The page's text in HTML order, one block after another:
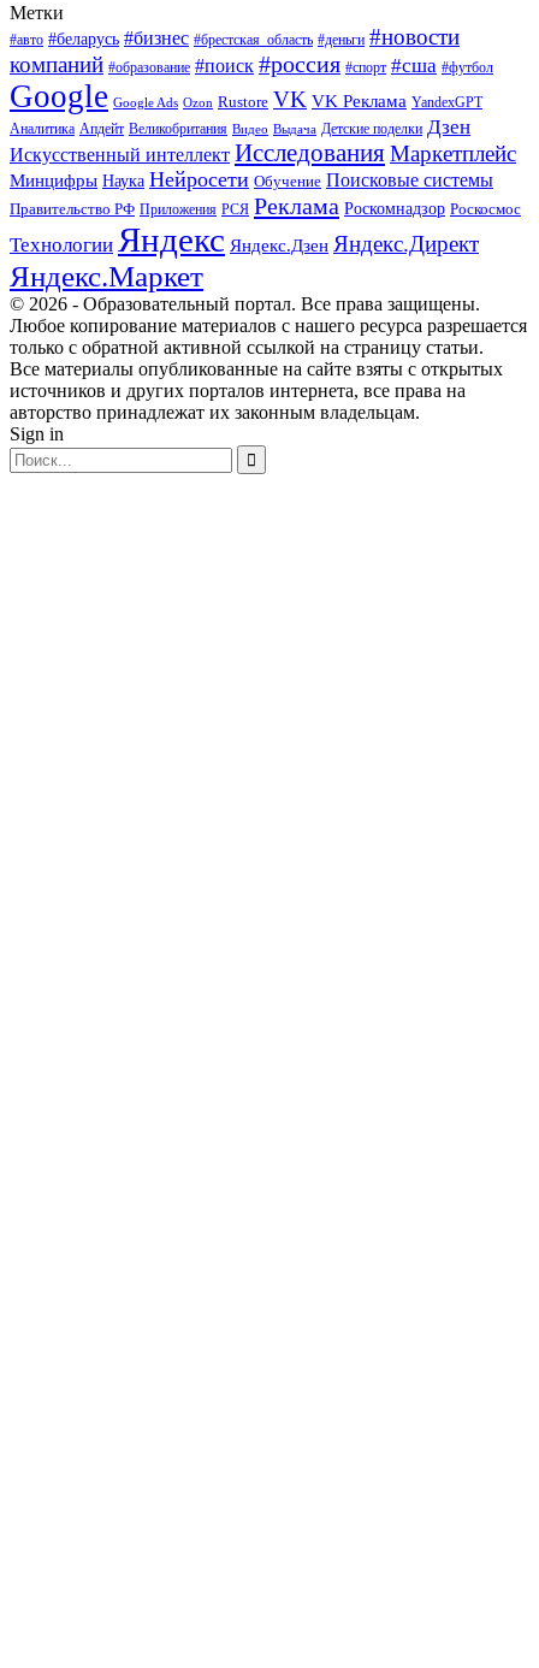
Метки
#авто #беларусь #бизнес #брестская_область #деньги #новости
компаний #образование #поиск #россия #спорт #сша #футбол
Google Google Ads Ozon Rustore VK VK Реклама YandexGPT
Аналитика Апдейт Великобритания Видео Выдача Детские поделки Дзен
Искусственный интеллект ИсследованияМаркетплейс
Минцифры Наука Нейросети Обучение Поисковые системы
Правительство РФ Приложения РСЯ Реклама Роскомнадзор Роскосмос
Технологии Яндекс Яндекс.Дзен Яндекс.Директ
Яндекс.Маркет
© 2026 - Образовательный портал. Все права защищены.
Любое копирование материалов с нашего ресурса разрешается
только с обратной активной ссылкой на страницу статьи.
Все материалы опубликованные на сайте взяты с открытых
источников и других порталов интернета, все права на
авторство принадлежат их законным владельцам.
Sign in